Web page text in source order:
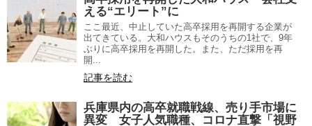
える“エリート”に
ここ最近、中止していた高卒採用を再開する企業が
出てきている。大和ハウスもそのうちの1社で、9年
ぶりに高卒採用を再開した。また、ただ採用を再
開...
記事を読む
兵庫県内の高卒就職戦線、売り手市場に
異変 女子人気職種、コロナ直撃「視野